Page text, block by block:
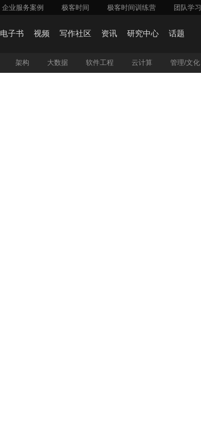
企业服务案例 极客时间 极客时间训练营 团队学习
电子书 视频 写作社区 资讯 研究中心 话题
架构 大数据 软件工程 云计算 管理/文化